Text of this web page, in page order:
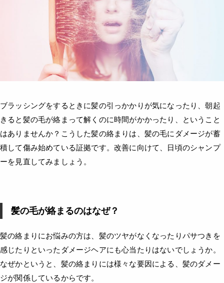
ブラッシングをするときに髪の引っかかりが気になったり、朝起
きると髪の毛が絡まって解くのに時間がかかったり、ということ
はありませんか？こうした髪の絡まりは、髪の毛にダメージが蓄
積して傷み始めている証拠です。改善に向けて、日頃のシャンプ
ーを見直してみましょう。
髪の毛が絡まるのはなぜ？
髪の絡まりにお悩みの方は、髪のツヤがなくなったりパサつきを
感じたりといったダメージヘアにも心当たりはないでしょうか。
なぜかというと、髪の絡まりには様々な要因による、髪のダメー
ジが関係しているからです。